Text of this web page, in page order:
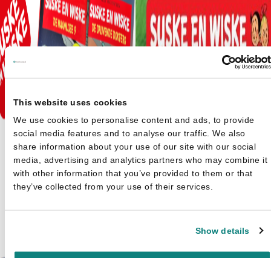
This website uses cookies
We use cookies to personalise content and ads, to provide
social media features and to analyse our traffic. We also
share information about your use of our site with our social
media, advertising and analytics partners who may combine it
with other information that you’ve provided to them or that
they’ve collected from your use of their services.
Show details